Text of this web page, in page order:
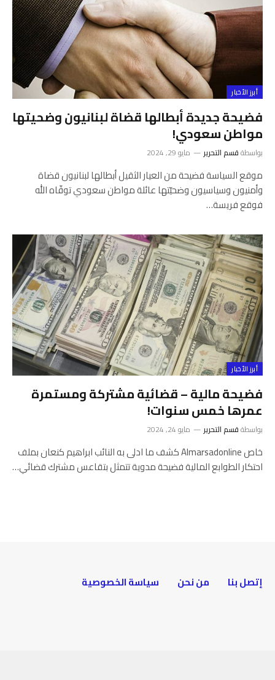
أبرز الأخبار
فضيحة جديدة أبطالها قضاة لبنانيون وضحيتها
مواطن سعودي!
بواسطةقسم التحرير مايو 29, 2024
موقع السياسة فضيحة من العيار الثقيل أبطالها لبنانيون قضاة
وأمنيون وسياسيون وضحيّتها عائلة مواطن سعودي توفّاه الله
فوقع فريسة…
أبرز الأخبار
فضيحة مالية – قضائية مشتركة ومستمرة
عمرها خمس سنوات!
بواسطةقسم التحرير مايو 24, 2024
خاص Almarsadonline كشف ما ادلى به النائب ابراهيم كنعان بملف
احتكار الطوابع المالية فضيحة مدوية تتمثل بتقاعس مشترك قضائي…
إتصل بنا من نحن سياسة الخصوصية